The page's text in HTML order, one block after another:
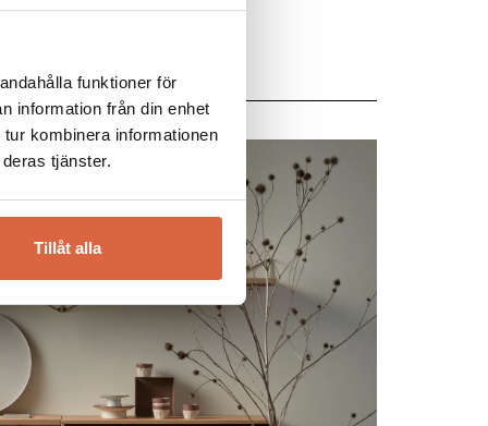
funktioner för
information från din enhet
kombinera informationen
tjänster.
Tillåt alla